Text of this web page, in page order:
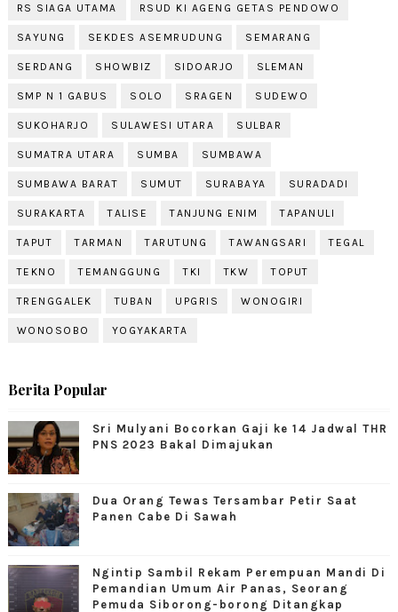
RS SIAGA UTAMA RSUD KI AGENG GETAS PENDOWO
SAYUNG SEKDES ASEMRUDUNG SEMARANG
SERDANG SHOWBIZ SIDOARJO SLEMAN
SMP N 1 GABUS SOLO SRAGEN SUDEWO
SUKOHARJO SULAWESI UTARA SULBAR
SUMATRA UTARA SUMBA SUMBAWA
SUMBAWA BARAT SUMUT SURABAYA SURADADI
SURAKARTA TALISE TANJUNG ENIM TAPANULI
TAPUT TARMAN TARUTUNG TAWANGSARI TEGAL
TEKNO TEMANGGUNG TKI TKW TOPUT
TRENGGALEK TUBAN UPGRIS WONOGIRI
WONOSOBO YOGYAKARTA
Berita Popular
Sri Mulyani Bocorkan Gaji ke 14 Jadwal THR
PNS 2023 Bakal Dimajukan
Dua Orang Tewas Tersambar Petir Saat
Panen Cabe Di Sawah
Ngintip Sambil Rekam Perempuan Mandi Di
Pemandian Umum Air Panas, Seorang
Pemuda Siborong-borong Ditangkap